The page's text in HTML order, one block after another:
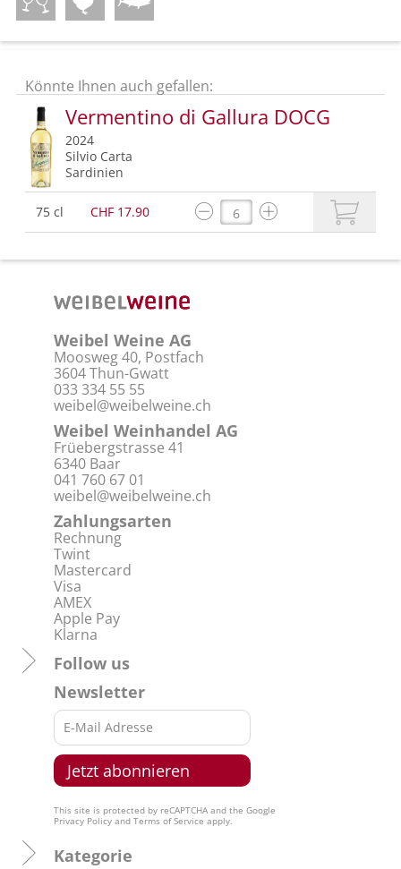
Könnte Ihnen auch gefallen:
Vermentino di Gallura DOCG
2024
Silvio Carta
Sardinien
75 cl CHF 17.90
Weibel Weine AG
Moosweg 40, Postfach
3604 Thun-Gwatt
033 334 55 55
weibel@weibelweine.ch
Weibel Weinhandel AG
Früebergstrasse 41
6340 Baar
041 760 67 01
weibel@weibelweine.ch
Zahlungsarten
Rechnung
Twint
Mastercard
Visa
AMEX
Apple Pay
Klarna
Follow us
Newsletter
This site is protected by reCAPTCHA and the Google
Privacy Policy and Terms of Service apply.
Kategorie